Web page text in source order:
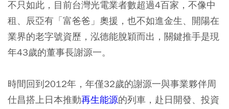
不只如此，目前台灣光電業者數超過4百家，不像中
租、辰亞有「富爸爸」奧援，也不如進金生、開陽在
業界的老字號資歷，泓德能脫穎而出，關鍵推手是現
年43歲的董事長謝源一。
時間回到2012年，年僅32歲的謝源一與事業夥伴周
仕昌搭上日本推動再生能源的列車，赴日開發、投資